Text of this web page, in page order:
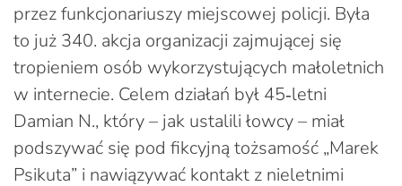
przez funkcjonariuszy miejscowej policji. Była
to już 340. akcja organizacji zajmującej się
tropieniem osób wykorzystujących małoletnich
w internecie. Celem działań był 45‑letni
Damian N., który – jak ustalili łowcy – miał
podszywać się pod fikcyjną tożsamość „Marek
Psikuta” i nawiązywać kontakt z nieletnimi